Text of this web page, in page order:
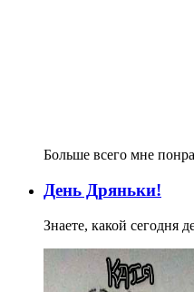
Больше всего мне
День Дряньки!
Знаете, какой сегодня